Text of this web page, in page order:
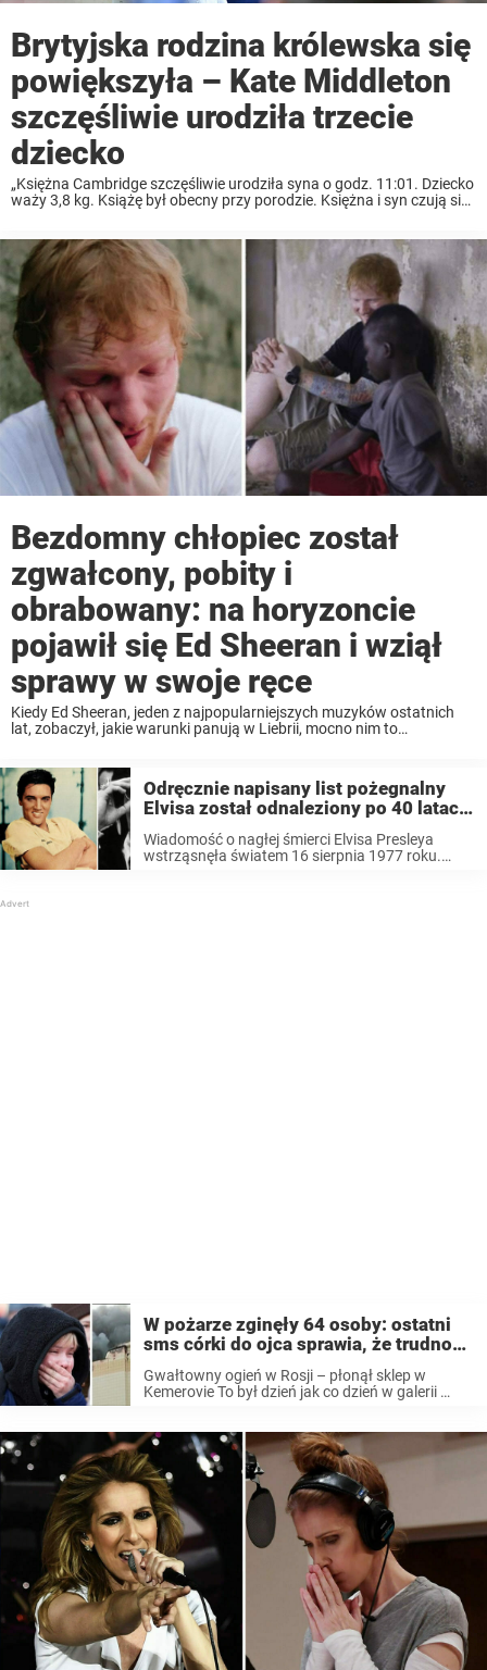
Brytyjska rodzina królewska się
powiększyła – Kate Middleton
szczęśliwie urodziła trzecie
dziecko
„Księżna Cambridge szczęśliwie urodziła syna o godz. 11:01. Dziecko
waży 3,8 kg. Książę był obecny przy porodzie. Księżna i syn czują się
Bezdomny chłopiec został
zgwałcony, pobity i
obrabowany: na horyzoncie
pojawił się Ed Sheeran i wziął
sprawy w swoje ręce
Kiedy Ed Sheeran, jeden z najpopularniejszych muzyków ostatnich
lat, zobaczył, jakie warunki panują w Liebrii, mocno nim to
Odręcznie napisany list pożegnalny
Elvisa został odnaleziony po 40 latach
złamały moje serce
Wiadomość o nagłej śmierci Elvisa Presleya
wstrząsnęła światem 16 sierpnia 1977 roku.
W pożarze zginęły 64 osoby: ostatni
sms córki do ojca sprawia, że trudno
Gwałtowny ogień w Rosji – płonął sklep w
Kemerovie To był dzień jak co dzień w galerii
przebywały setki dzieci i dorosłych. A to dlatego,
że w ...